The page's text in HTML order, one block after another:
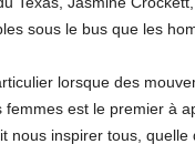
sous le bus que les
lorsque des
femmes est le premier à
nous inspirer tous,